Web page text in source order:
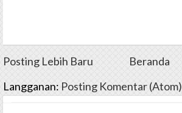
Posting Lebih Baru Beranda
Langganan: Posting Komentar (Atom)